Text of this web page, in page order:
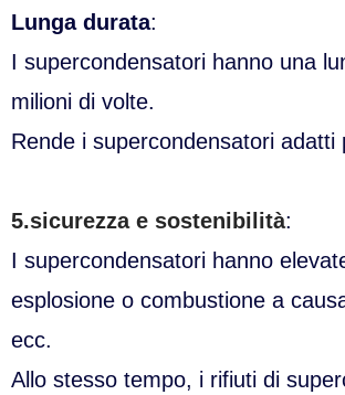
Lunga durata:
I supercondensatori hanno una
milioni di volte.
Rende i supercondensatori
5.sicurezza e sostenibilità:
I supercondensatori hanno
esplosione o combustione a
ecc.
Allo stesso tempo, i rifiuti di